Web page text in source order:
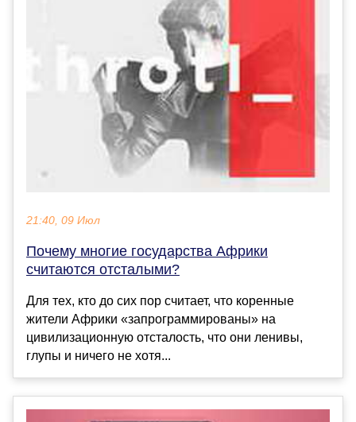
21:40, 09 Июл
Почему многие государства Африки
считаются отсталыми?
Для тех, кто до сих пор считает, что коренные
жители Африки «запрограммированы» на
цивилизационную отсталость, что они ленивы,
глупы и ничего не хотя...